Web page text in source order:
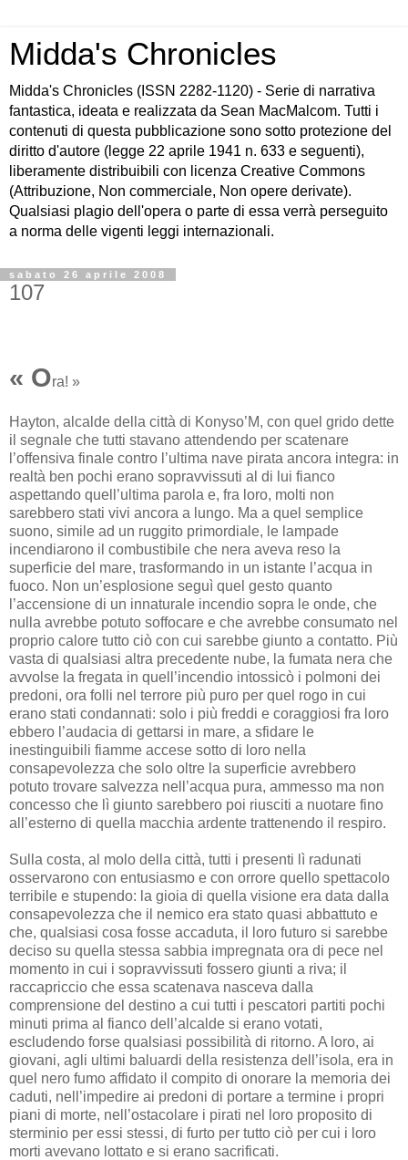
Midda's Chronicles
Midda's Chronicles (ISSN 2282-1120) - Serie di narrativa
fantastica, ideata e realizzata da Sean MacMalcom. Tutti i
contenuti di questa pubblicazione sono sotto protezione del
diritto d'autore (legge 22 aprile 1941 n. 633 e seguenti),
liberamente distribuibili con licenza Creative Commons
(Attribuzione, Non commerciale, Non opere derivate).
Qualsiasi plagio dell'opera o parte di essa verrà perseguito
a norma delle vigenti leggi internazionali.
sabato 26 aprile 2008
107
« Ora! »
Hayton, alcalde della città di Konyso’M, con quel grido dette
il segnale che tutti stavano attendendo per scatenare
l’offensiva finale contro l’ultima nave pirata ancora integra: in
realtà ben pochi erano sopravvissuti al di lui fianco
aspettando quell’ultima parola e, fra loro, molti non
sarebbero stati vivi ancora a lungo. Ma a quel semplice
suono, simile ad un ruggito primordiale, le lampade
incendiarono il combustibile che nera aveva reso la
superficie del mare, trasformando in un istante l’acqua in
fuoco. Non un’esplosione seguì quel gesto quanto
l’accensione di un innaturale incendio sopra le onde, che
nulla avrebbe potuto soffocare e che avrebbe consumato nel
proprio calore tutto ciò con cui sarebbe giunto a contatto. Più
vasta di qualsiasi altra precedente nube, la fumata nera che
avvolse la fregata in quell’incendio intossicò i polmoni dei
predoni, ora folli nel terrore più puro per quel rogo in cui
erano stati condannati: solo i più freddi e coraggiosi fra loro
ebbero l’audacia di gettarsi in mare, a sfidare le
inestinguibili fiamme accese sotto di loro nella
consapevolezza che solo oltre la superficie avrebbero
potuto trovare salvezza nell’acqua pura, ammesso ma non
concesso che lì giunto sarebbero poi riusciti a nuotare fino
all’esterno di quella macchia ardente trattenendo il respiro.
Sulla costa, al molo della città, tutti i presenti lì radunati
osservarono con entusiasmo e con orrore quello spettacolo
terribile e stupendo: la gioia di quella visione era data dalla
consapevolezza che il nemico era stato quasi abbattuto e
che, qualsiasi cosa fosse accaduta, il loro futuro si sarebbe
deciso su quella stessa sabbia impregnata ora di pece nel
momento in cui i sopravvissuti fossero giunti a riva; il
raccapriccio che essa scatenava nasceva dalla
comprensione del destino a cui tutti i pescatori partiti pochi
minuti prima al fianco dell’alcalde si erano votati,
escludendo forse qualsiasi possibilità di ritorno. A loro, ai
giovani, agli ultimi baluardi della resistenza dell’isola, era in
quel nero fumo affidato il compito di onorare la memoria dei
caduti, nell’impedire ai predoni di portare a termine i propri
piani di morte, nell’ostacolare i pirati nel loro proposito di
sterminio per essi stessi, di furto per tutto ciò per cui i loro
morti avevano lottato e si erano sacrificati.